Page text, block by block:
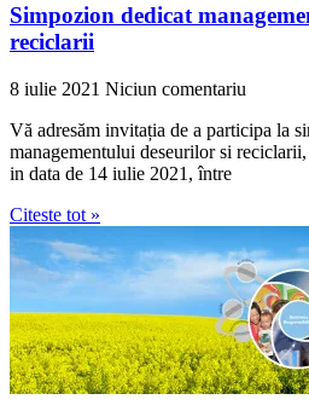
Simpozion dedicat
reciclarii
8 iulie 2021 Niciun comentariu
Vă adresăm invitația de a participa la
managementului deseurilor si
in data de 14 iulie 2021, între
Citeste tot »